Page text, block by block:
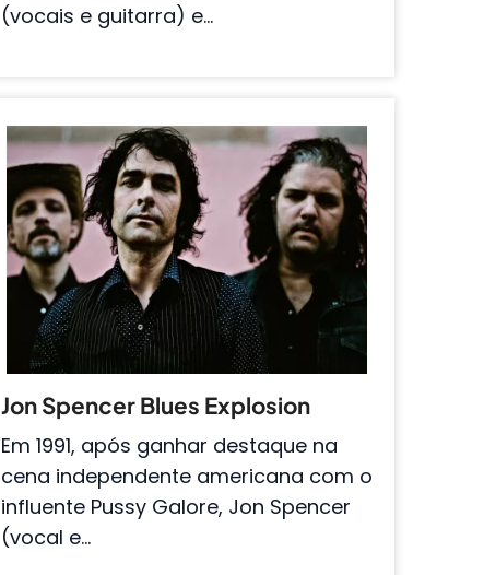
(vocais e guitarra) e…
Jon Spencer Blues Explosion
Em 1991, após ganhar destaque na
cena independente americana com o
influente Pussy Galore, Jon Spencer
(vocal e…